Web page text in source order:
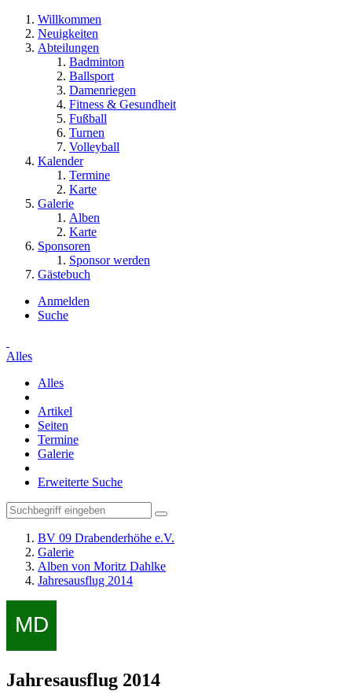
Willkommen
Neuigkeiten
Abteilungen
Badminton
Ballsport
Damenriegen
Fitness & Gesundheit
Fußball
Turnen
Volleyball
Kalender
Termine
Karte
Galerie
Alben
Karte
Sponsoren
Sponsor werden
Gästebuch
Anmelden
Suche
Alles
Alles
Artikel
Seiten
Termine
Galerie
Erweiterte Suche
BV 09 Drabenderhöhe e.V.
Galerie
Alben von Moritz Dahlke
Jahresausflug 2014
Jahresausflug 2014